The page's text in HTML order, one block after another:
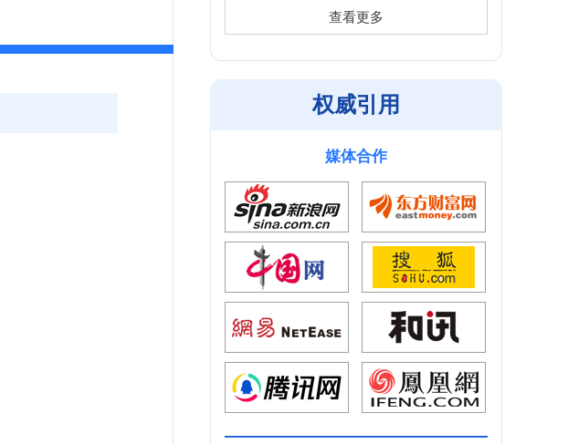
查看更多
权威引用
媒体合作